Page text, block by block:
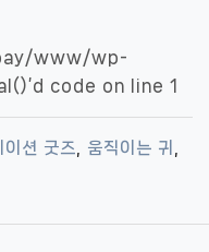
www/wp-
code on line 1
이션 굿즈 움직이는 귀